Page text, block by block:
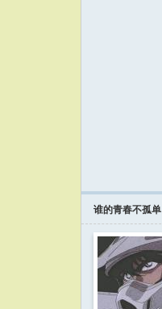
谁的青春不孤单